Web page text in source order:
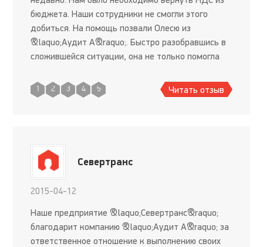
бюджета. Наши сотрудники не смогли этого
добиться. На помощь позвали Олесю из
&laquo;Аудит А&raquo;. Быстро разобравшись в
сложившейся ситуации, она не только помогла
документов, но и взяла на себя об
1 2 3 4 5 Читать отзыв
Севертранс
2015-04-12
Наше предприятие &laquo;Севертранс&raquo;
благодарит компанию &laquo;Аудит А&raquo; за
ответственное отношение к выполнению своих